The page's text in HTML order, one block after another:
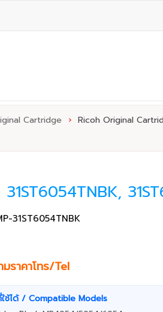
Cartridge › Ricoh Original
31ST6054TNBK
ราคาโทร/Tel
ช้ได้ / Compatible Models